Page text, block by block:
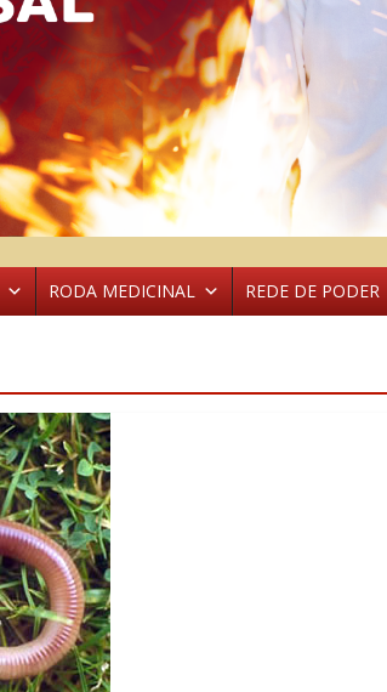
RODA MEDICINAL REDE DE PODER